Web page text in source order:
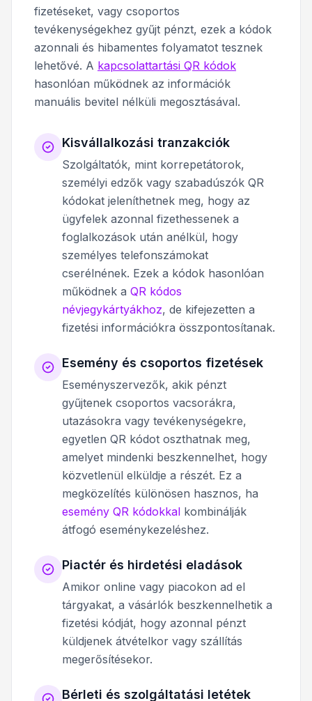
fizetéseket, vagy csoportos
tevékenységekhez gyűjt pénzt, ezek a kódok
azonnali és hibamentes folyamatot tesznek
lehetővé. A kapcsolattartási QR kódok
hasonlóan működnek az információk
manuális bevitel nélküli megosztásával.
Kisvállalkozási tranzakciók
Szolgáltatók, mint korrepetátorok,
személyi edzők vagy szabadúszók QR
kódokat jeleníthetnek meg, hogy az
ügyfelek azonnal fizethessenek a
foglalkozások után anélkül, hogy
személyes telefonszámokat
cserélnének. Ezek a kódok hasonlóan
működnek a QR kódos
névjegykártyákhoz, de kifejezetten a
fizetési információkra összpontosítanak.
Esemény és csoportos fizetések
Eseményszervezők, akik pénzt
gyűjtenek csoportos vacsorákra,
utazásokra vagy tevékenységekre,
egyetlen QR kódot oszthatnak meg,
amelyet mindenki beszkennelhet, hogy
közvetlenül elküldje a részét. Ez a
megközelítés különösen hasznos, ha
esemény QR kódokkal kombinálják
átfogó eseménykezeléshez.
Piactér és hirdetési eladások
Amikor online vagy piacokon ad el
tárgyakat, a vásárlók beszkennelhetik a
fizetési kódját, hogy azonnal pénzt
küldjenek átvételkor vagy szállítás
megerősítésekor.
Bérleti és szolgáltatási letétek